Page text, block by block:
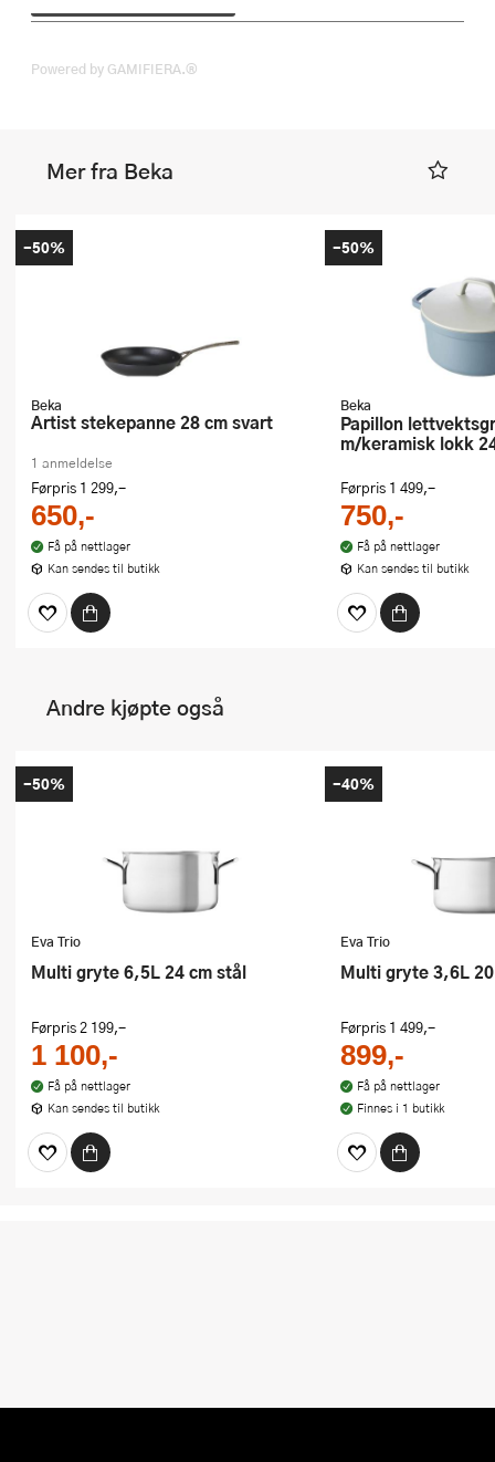
Powered by GAMIFIERA.®
Mer fra Beka
Beka
Artist stekepanne 28 cm svart
1 anmeldelse
Førpris 1 299,-
650,-
Få på nettlager
Kan sendes til butikk
-50%
Beka
Papillon lettvektsgryte
m/keramisk lokk
Førpris 1 499,-
750,-
Få på nettlager
Kan sendes til butikk
-50%
Andre kjøpte også
Eva Trio
Multi gryte 6,5L 24 cm stål
Førpris2 199,-
1 100,-
Få på nettlager
Kan sendes til butikk
-50%
Eva Trio
Multi gryte 3,6L
Førpris 1 499,-
899,-
Få på nettlager
Finnes i 1 butikk
-40%